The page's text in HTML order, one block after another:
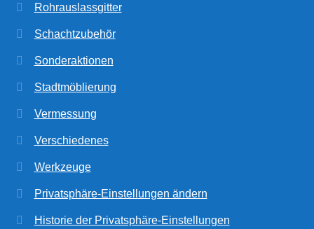
Rohrauslassgitter
Schachtzubehör
Sonderaktionen
Stadtmöblierung
Vermessung
Verschiedenes
Werkzeuge
Privatsphäre-Einstellungen ändern
Historie der Privatsphäre-Einstellungen